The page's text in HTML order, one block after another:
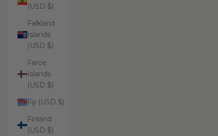
(USD $)
Falkland
Islands
(USD $)
Faroe
Islands
(USD $)
Fiji (USD $)
Finland
(USD $)